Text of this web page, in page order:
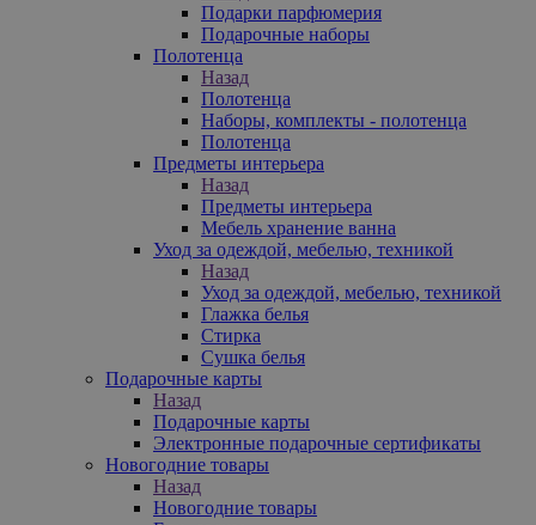
Подарки парфюмерия
Подарочные наборы
Полотенца
Назад
Полотенца
Наборы, комплекты - полотенца
Полотенца
Предметы интерьера
Назад
Предметы интерьера
Мебель хранение ванна
Уход за одеждой, мебелью, техникой
Назад
Уход за одеждой, мебелью, техникой
Глажка белья
Стирка
Сушка белья
Подарочные карты
Назад
Подарочные карты
Электронные подарочные сертификаты
Новогодние товары
Назад
Новогодние товары